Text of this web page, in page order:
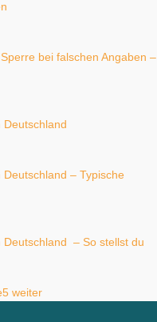
bei falschen Angaben –
Deutschland
– Typische
Deutschland – So stellst du
5 weiter